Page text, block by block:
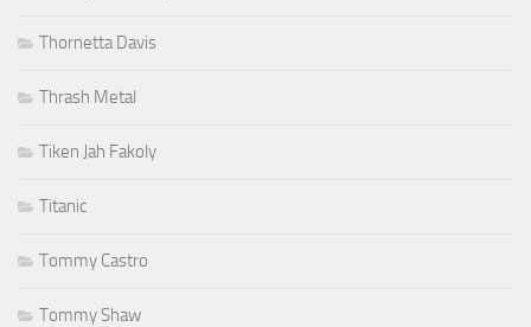
Thornetta Davis
Thrash Metal
Tiken Jah Fakoly
Titanic
Tommy Castro
Tommy Shaw